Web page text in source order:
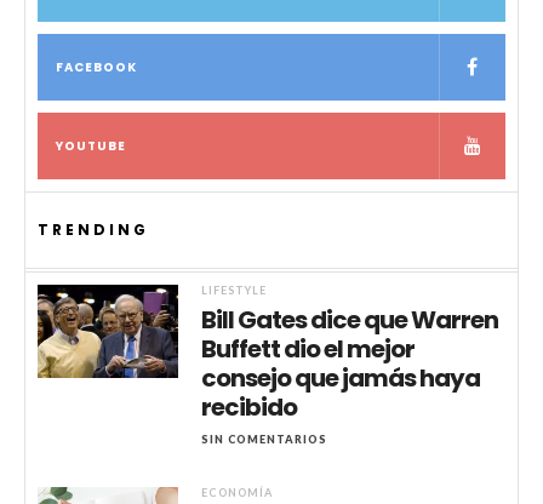
FACEBOOK
YOUTUBE
TRENDING
LIFESTYLE
Bill Gates dice que Warren
Buffett dio el mejor
consejo que jamás haya
recibido
SIN COMENTARIOS
ECONOMÍA